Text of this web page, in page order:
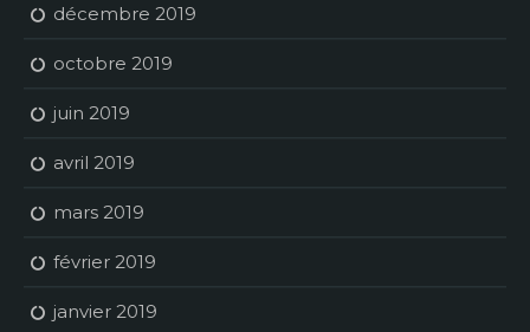
décembre 2019
octobre 2019
juin 2019
avril 2019
mars 2019
février 2019
janvier 2019